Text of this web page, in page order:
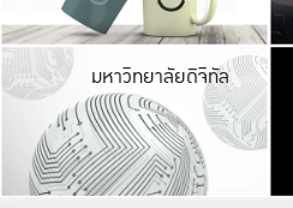
มหาวิทยาลัยดิจิทัล